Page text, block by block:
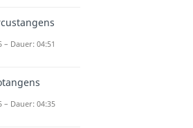
– Dauer: 04:51
– Dauer: 04:35